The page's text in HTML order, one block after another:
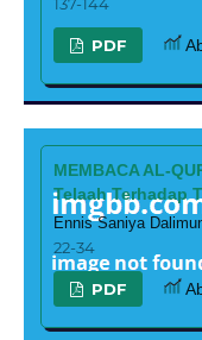
PDF
MEMBACA AL-
Telaah Terhadap
Ennis Saniya
22-34
PDF